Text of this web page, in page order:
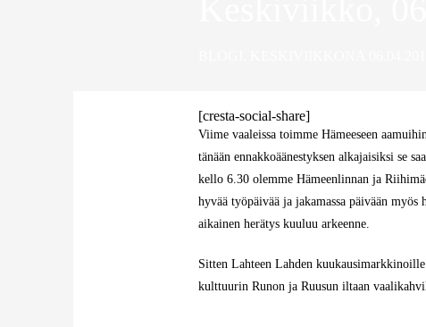
[cresta-social-share]
Viime vaaleissa toimme Hämeeseen
tänään ennakkoäänestyksen alkajaisiksi se
kello 6.30 olemme Hämeenlinnan ja
hyvää työpäivää ja jakamassa päivään
aikainen herätys kuuluu arkeenne.
Sitten Lahteen Lahden
kulttuurin Runon ja Ruusun iltaan